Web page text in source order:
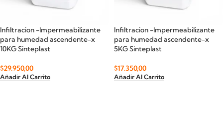
Infiltracion -Impermeabilizante
para humedad ascendente-x
10KG Sinteplast
$29.950,00
Añadir Al Carrito
Infiltracion -Impermeabilizante
para humedad ascendente-x
5KG Sinteplast
$17.350,00
Añadir Al Carrito